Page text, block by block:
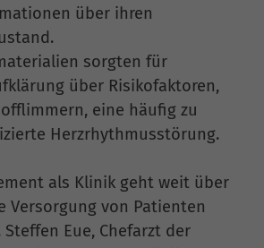
über ihren
sorgten für
über Risikofaktoren,
eine häufig zu
Herzrhythmusstörung.
als Klinik geht weit über
Versorgung von Patienten
Steffen Eue, Chefarzt der